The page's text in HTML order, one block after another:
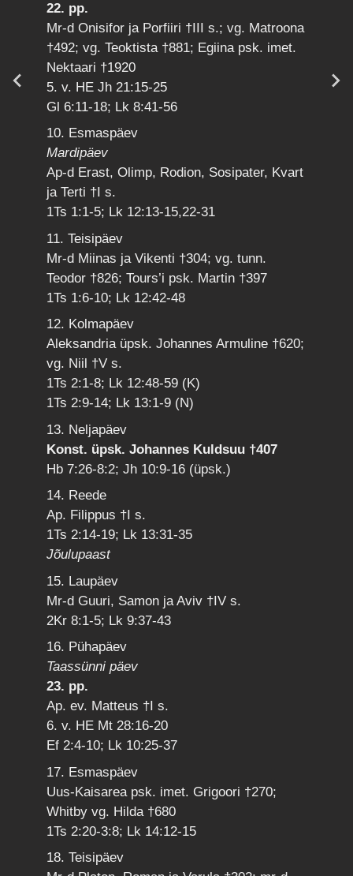
22. pp.
Mr-d Onisifor ja Porfiiri †III s.; vg. Matroona
†492; vg. Teoktista †881; Egiina psk. imet.
Nektaari †1920
5. v. HE Jh 21:15-25
Gl 6:11-18; Lk 8:41-56
10. Esmaspäev
Mardipäev
Ap-d Erast, Olimp, Rodion, Sosipater, Kvart
ja Terti †I s.
1Ts 1:1-5; Lk 12:13-15,22-31
11. Teisipäev
Mr-d Miinas ja Vikenti †304; vg. tunn.
Teodor †826; Tours’i psk. Martin †397
1Ts 1:6-10; Lk 12:42-48
12. Kolmapäev
Aleksandria üpsk. Johannes Armuline †620;
vg. Niil †V s.
1Ts 2:1-8; Lk 12:48-59 (K)
1Ts 2:9-14; Lk 13:1-9 (N)
13. Neljapäev
Konst. üpsk. Johannes Kuldsuu †407
Hb 7:26-8:2; Jh 10:9-16 (üpsk.)
14. Reede
Ap. Filippus †I s.
1Ts 2:14-19; Lk 13:31-35
Jõulupaast
15. Laupäev
Mr-d Guuri, Samon ja Aviv †IV s.
2Kr 8:1-5; Lk 9:37-43
16. Pühapäev
Taassünni päev
23. pp.
Ap. ev. Matteus †I s.
6. v. HE Mt 28:16-20
Ef 2:4-10; Lk 10:25-37
17. Esmaspäev
Uus-Kaisarea psk. imet. Grigoori †270;
Whitby vg. Hilda †680
1Ts 2:20-3:8; Lk 14:12-15
18. Teisipäev